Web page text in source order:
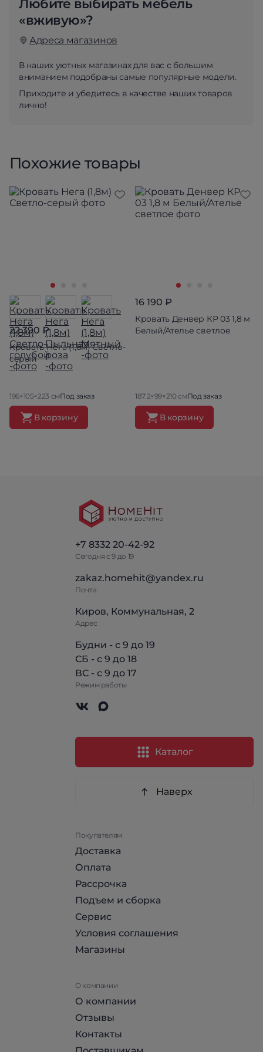
Любите выбирать мебель
«вживую»?
Адреса магазинов
В наших уютных магазинах для вас с большим
вниманием подобраны самые популярные модели.
Приходите и убедитесь в качестве наших товаров
лично!
Похожие товары
22 390 ₽
Кровать Нега (1,8м) Светло-
серый
196×105×223 смПод заказ
В корзину
16 190 ₽
Кровать Денвер КР 03 1,8 м
Белый/Ателье светлое
187.2×99×210 смПод заказ
В корзину
+7 8332 20-42-92
Сегодня с 9 до 19
zakaz.homehit@yandex.ru
Почта
Киров, Коммунальная, 2
Адрес
Будни - с 9 до 19
СБ - с 9 до 18
ВС - с 9 до 17
Режим работы
Каталог
Наверх
Покупателям
Доставка
Оплата
Рассрочка
Подъем и сборка
Сервис
Условия соглашения
Магазины
О компании
О компании
Отзывы
Контакты